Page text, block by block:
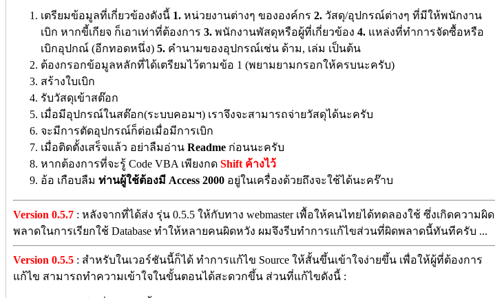
เตรียมข้อมูลที่เกี่ยวข้องดังนี้ 1. หน่วยงานต่างๆ ขององค์กร 2. วัสดุ/อุปกรณ์ต่างๆ ที่มีให้พนักงาน
เบิก หากขี้เกียจ ก็เอาเท่าที่ต้องการ 3. พนักงานพัสดุหรือผู้ที่เกี่ยวข้อง 4. แหล่งที่ทำการจัดซื้อหรือ
เบิกอุปกณ์ (อีกทอดหนึ่ง) 5. คำนามของอุปกรณ์เช่น ด้าม, เล่ม เป็นต้น
ต้องกรอกข้อมูลหลักที่ได้เตรียมไว้ตามข้อ 1 (พยามยามกรอกให้ครบนะครับ)
สร้างใบเบิก
รับวัสดุเข้าสต๊อก
เมื่อมีอุปกรณ์ในสต๊อก(ระบบคอมฯ) เราจึงจะสามารถจ่ายวัสดุได้นะครับ
จะมีการตัดอุปกรณ์ก็ต่อเมื่อมีการเบิก
เมื่อติดตั้งเสร็จแล้ว อย่าลืมอ่าน Readme ก่อนนะครับ
หากต้องการที่จะรู้ Code VBA เพียงกด Shift ค้างไว้
อ้อ เกือบลืม ท่านผู้ใช้ต้องมี Access 2000 อยู่ในเครื่องด้วยถึงจะใช้ได้นะคร๊าบ
Version 0.5.7 : หลังจากที่ได้ส่ง รุ่น 0.5.5 ให้กับทาง webmaster เพื้อให้คนไทยได้ทดลองใช้ ซึ่งเกิดความผิด
พลาดในการเรียกใช้ Database ทำให้หลายคนผิดหวัง ผมจึงรีบทำการแก้ไขส่วนที่ผิดพลาดนี้ทันทีครับ ...
Version 0.5.5 : สำหรับในเวอร์ชันนี้ก็ได้ ทำการแก้ไข Source ให้สั้นขึ้นเข้าใจง่ายขึ้น เพื่อให้ผู้ที่ต้องการ
แก้ไข สามารถทำความเข้าใจในขั้นตอนได้สะดวกขึ้น ส่วนที่แก้ไขดังนี้ :